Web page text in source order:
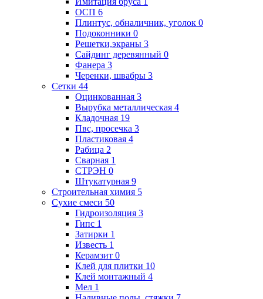
ОСП 6
Плинтус, обналичник, уголок 0
Подоконники 0
Решетки,экраны 3
Сайдинг деревянный 0
Фанера 3
Черенки, швабры 3
Сетки 44
Оцинкованная 3
Вырубка металлическая 4
Кладочная 19
Пвс, просечка 3
Пластиковая 4
Рабица 2
Сварная 1
СТРЭН 0
Штукатурная 9
Строительная химия 5
Сухие смеси 50
Гидроизоляция 3
Гипс 1
Затирки 1
Известь 1
Керамзит 0
Клей для плитки 10
Клей монтажный 4
Мел 1